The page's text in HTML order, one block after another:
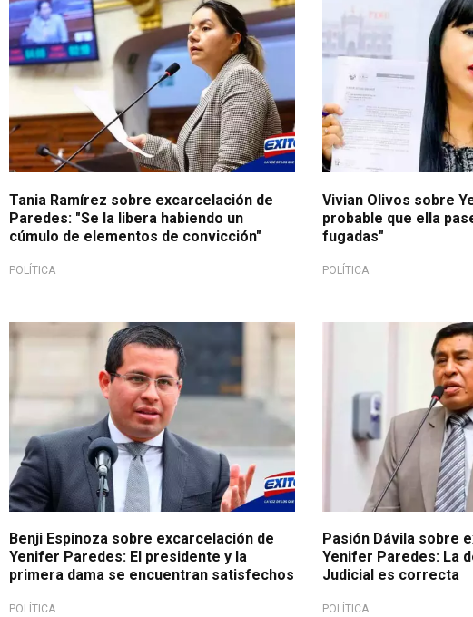
Tania Ramírez sobre excarcelación de
Paredes: "Se la libera habiendo un
cúmulo de elementos de convicción"
POLÍTICA
Vivian Olivos sobre
probable que ella
fugadas"
POLÍTICA
Benji Espinoza sobre excarcelación de
Yenifer Paredes: El presidente y la
primera dama se encuentran satisfechos
POLÍTICA
Pasión Dávila sobre
Yenifer Paredes: La
Judicial es correcta
POLÍTICA